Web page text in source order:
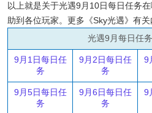
以上就是关于光遇9月10日每日任务
助到各位玩家。更多《Sky光遇》有
光遇9月每日任
9月1日每日任
务
9月2日每日任
务
9
9月5日每日任
务
9月6日每日任
务
9